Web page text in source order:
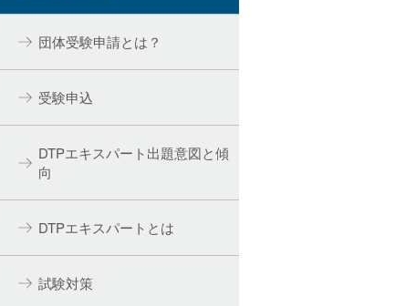
団体受験申請とは？
受験申込
DTPエキスパート出題意図と傾
向
DTPエキスパートとは
試験対策